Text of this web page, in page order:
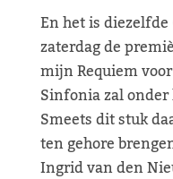
En het is
zaterdag de
mijn Requiem
Sinfonia zal
Smeets dit stuk
ten gehore
Ingrid van den